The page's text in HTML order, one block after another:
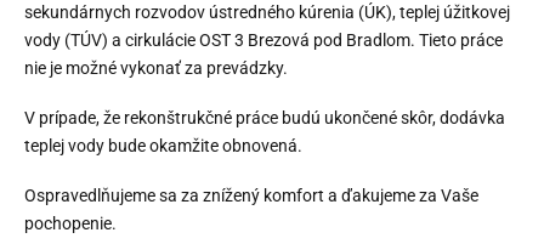
sekundárnych rozvodov ústredného kúrenia (ÚK), teplej úžitkovej
vody (TÚV) a cirkulácie OST 3 Brezová pod Bradlom. Tieto práce
nie je možné vykonať za prevádzky.
V prípade, že rekonštrukčné práce budú ukončené skôr, dodávka
teplej vody bude okamžite obnovená.
Ospravedlňujeme sa za znížený komfort a ďakujeme za Vaše
pochopenie.